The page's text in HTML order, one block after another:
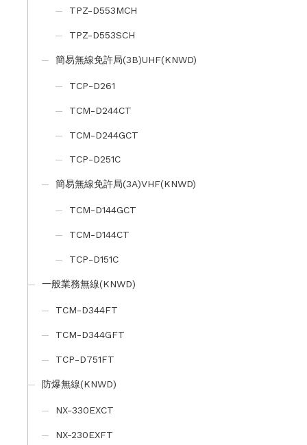
TPZ-D553MCH
TPZ-D553SCH
簡易無線免許局(3B)UHF(KNWD)
TCP-D261
TCM-D244CT
TCM-D244GCT
TCP-D251C
簡易無線免許局(3A)VHF(KNWD)
TCM-D144GCT
TCM-D144CT
TCP-D151C
一般業務無線(KNWD)
TCM-D344FT
TCM-D344GFT
TCP-D751FT
防爆無線(KNWD)
NX-330EXCT
NX-230EXFT